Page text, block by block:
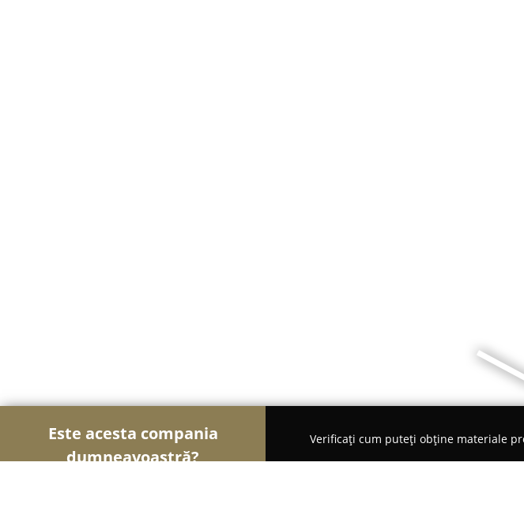
Este acesta compania
dumneavoastră?
Verificați cum puteți obține materiale